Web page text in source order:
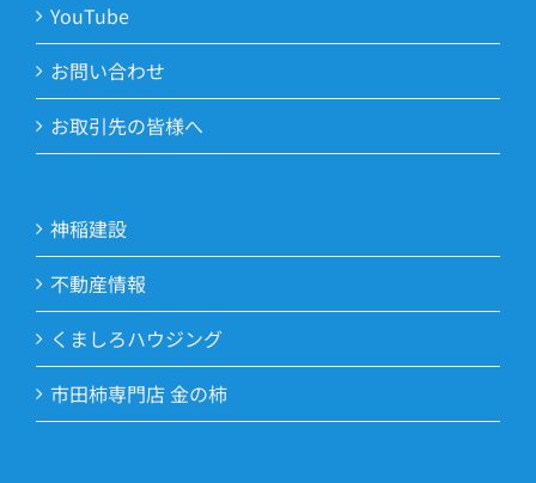
YouTube
お問い合わせ
お取引先の皆様へ
神稲建設
不動産情報
くましろハウジング
市田柿専門店 金の柿